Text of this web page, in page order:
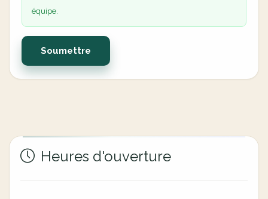
équipe.
Soumettre
Heures d'ouverture